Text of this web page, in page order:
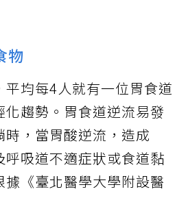
物
均每4人就有一位胃食道
趨勢。胃食道逆流易發
時，當胃酸逆流，造成
呼吸道不適症狀或食道黏
《臺北醫學大學附設醫